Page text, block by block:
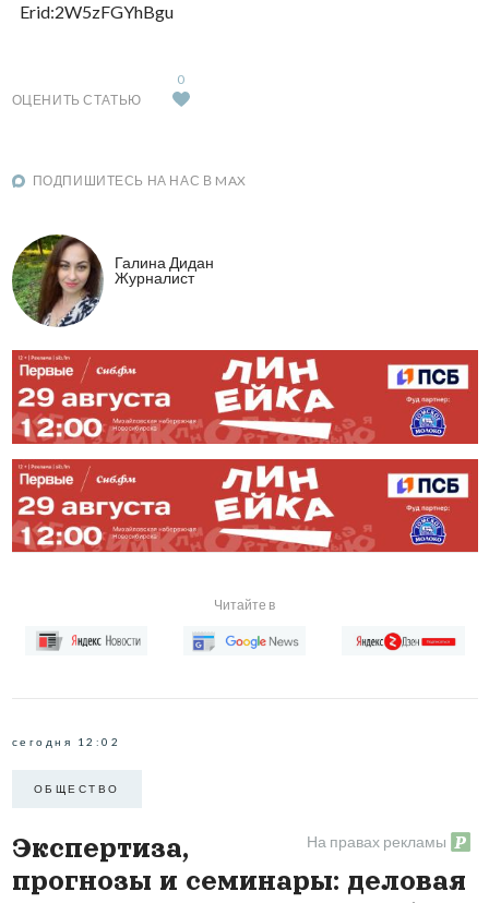
Erid:2W5zFGYhBgu
ОЦЕНИТЬ СТАТЬЮ
0
ПОДПИШИТЕСЬ НА НАС В MAX
Галина Дидан
Журналист
Читайте в
сегодня 12:02
ОБЩЕСТВО
На правах рекламы
Экспертиза,
прогнозы и семинары: деловая